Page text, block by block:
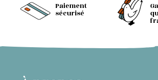
Paiement
sécurisé